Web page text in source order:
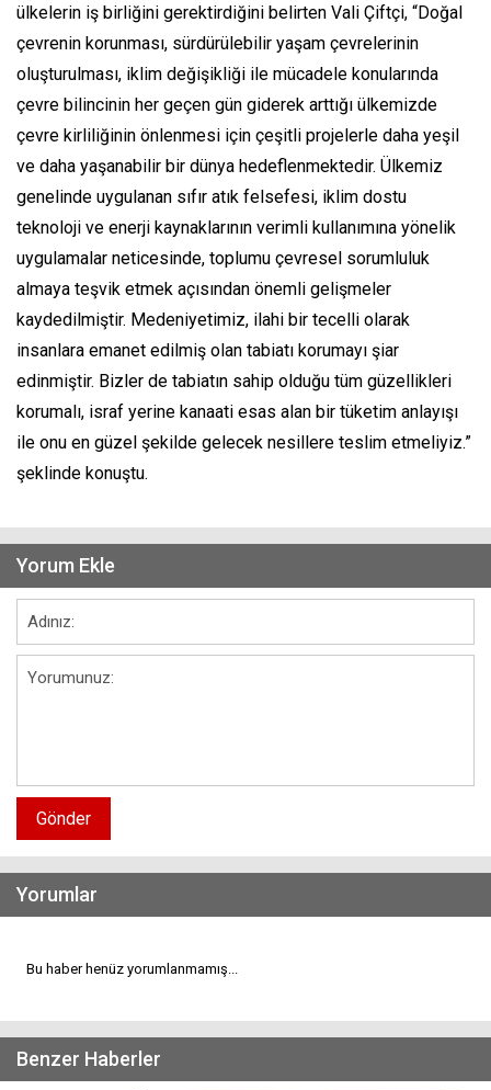
ülkelerin iş birliğini gerektirdiğini belirten Vali Çiftçi, “Doğal
çevrenin korunması, sürdürülebilir yaşam çevrelerinin
oluşturulması, iklim değişikliği ile mücadele konularında
çevre bilincinin her geçen gün giderek arttığı ülkemizde
çevre kirliliğinin önlenmesi için çeşitli projelerle daha yeşil
ve daha yaşanabilir bir dünya hedeflenmektedir. Ülkemiz
genelinde uygulanan sıfır atık felsefesi, iklim dostu
teknoloji ve enerji kaynaklarının verimli kullanımına yönelik
uygulamalar neticesinde, toplumu çevresel sorumluluk
almaya teşvik etmek açısından önemli gelişmeler
kaydedilmiştir. Medeniyetimiz, ilahi bir tecelli olarak
insanlara emanet edilmiş olan tabiatı korumayı şiar
edinmiştir. Bizler de tabiatın sahip olduğu tüm güzellikleri
korumalı, israf yerine kanaati esas alan bir tüketim anlayışı
ile onu en güzel şekilde gelecek nesillere teslim etmeliyiz.”
şeklinde konuştu.
Yorum Ekle
Gönder
Yorumlar
Bu haber henüz yorumlanmamış...
Benzer Haberler